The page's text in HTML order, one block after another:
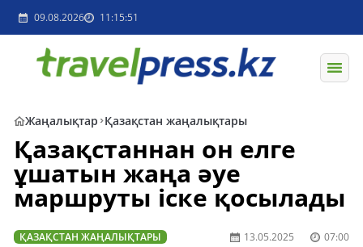
09.08.2026 11:15:51
Жаңалықтар Қазақстан жаңалықтары
Қазақстаннан он елге
ұшатын жаңа әуе
маршруты іске қосылады
ҚАЗАҚСТАН ЖАҢАЛЫҚТАРЫ 13.05.2025 07:00